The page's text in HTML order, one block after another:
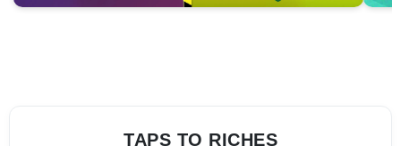
TAPS TO RICHES